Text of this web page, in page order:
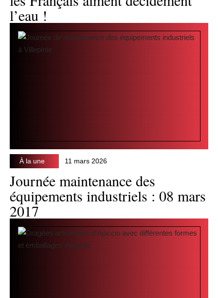
l’eau !
À la une 11 mars 2026
Journée maintenance des
équipements industriels : 08 mars
2017